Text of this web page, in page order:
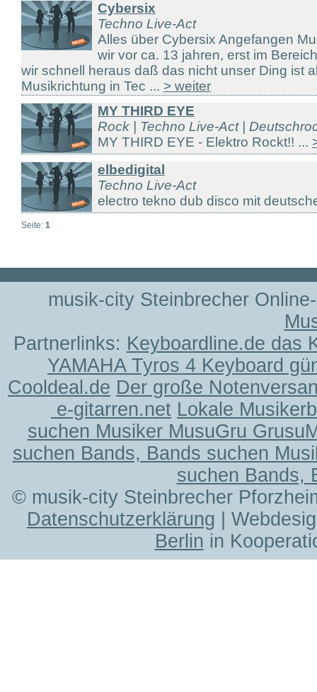
Cybersix
Techno Live-Act
Alles über Cybersix Angefangen
wir vor ca. 13 jahren, erst im
wir schnell heraus daß das nicht unser Ding ist
Musikrichtung in Tec ... > weiter
MY THIRD EYE
Rock | Techno Live-Act |
MY THIRD EYE - Elektro Rockt!! ...
elbedigital
Techno Live-Act
electro tekno dub disco mit
Seite: 1
musik-city Steinbrecher
Partnerlinks: Keyboardline.de das
YAMAHA Tyros 4 Keyboard
Cooldeal.de Der große
e-gitarren.net Lokale
suchen Musiker MusuGru
suchen Bands, Bands suchen
suchen Bands,
© musik-city Steinbrecher
Datenschutzerklärung |
Berlin in